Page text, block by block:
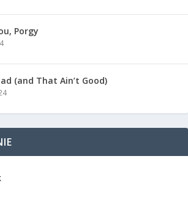
Porgy
(and That Ain’t Good)